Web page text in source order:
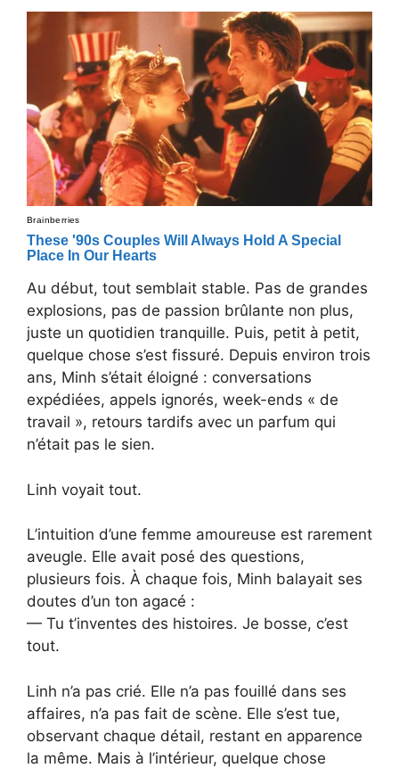
Au début, tout semblait stable. Pas de grandes
explosions, pas de passion brûlante non plus,
juste un quotidien tranquille. Puis, petit à petit,
quelque chose s’est fissuré. Depuis environ trois
ans, Minh s’était éloigné : conversations
expédiées, appels ignorés, week-ends « de
travail », retours tardifs avec un parfum qui
n’était pas le sien.
Linh voyait tout.
L’intuition d’une femme amoureuse est rarement
aveugle. Elle avait posé des questions,
plusieurs fois. À chaque fois, Minh balayait ses
doutes d’un ton agacé :
— Tu t’inventes des histoires. Je bosse, c’est
tout.
Linh n’a pas crié. Elle n’a pas fouillé dans ses
affaires, n’a pas fait de scène. Elle s’est tue,
observant chaque détail, restant en apparence
la même. Mais à l’intérieur, quelque chose